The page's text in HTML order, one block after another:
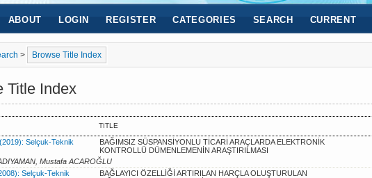
ABOUT LOGIN REGISTER CATEGORIES SEARCH CURRENT
> Browse Title Index
Title Index
TITLE
Selçuk-Teknik
BAĞIMSIZ SÜSPANSİYONLU TİCARİ ARAÇLARDA ELEKTRONİK
KONTROLLÜ DÜMENLEMENİN ARAŞTIRILMASI
Mustafa ACAROĞLU
Selçuk-Teknik
BAĞLAYICI ÖZELLİĞİ ARTIRILAN HARÇLA OLUŞTURULAN